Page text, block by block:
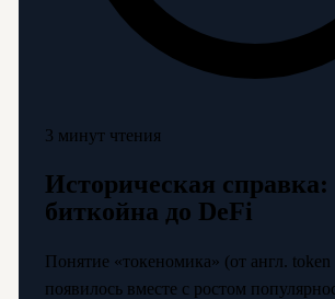
3 минут чтения
Историческая справка:
биткойна до DeFi
Понятие «токеномика» (от англ. token
появилось вместе с ростом